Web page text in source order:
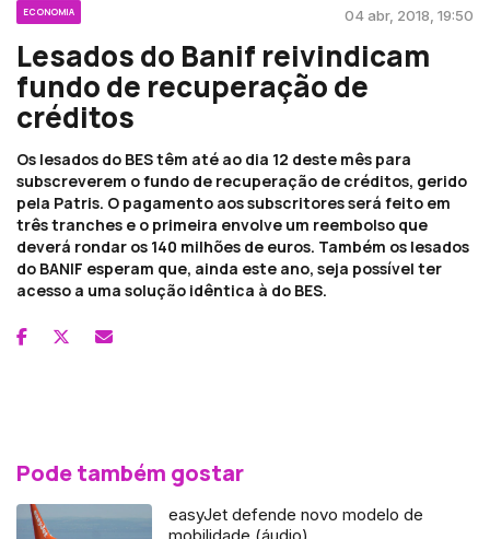
ECONOMIA 04 abr, 2018, 19:50
Lesados do Banif reivindicam
fundo de recuperação de
créditos
Os lesados do BES têm até ao dia 12 deste mês para
subscreverem o fundo de recuperação de créditos, gerido
pela Patris. O pagamento aos subscritores será feito em
três tranches e o primeira envolve um reembolso que
deverá rondar os 140 milhões de euros. Também os lesados
do BANIF esperam que, ainda este ano, seja possível ter
acesso a uma solução idêntica à do BES.
Pode também gostar
easyJet defende novo modelo de
mobilidade (áudio)